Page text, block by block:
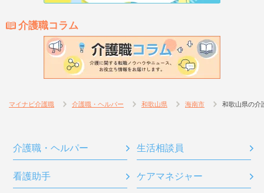
介護職コラム
マイナビ介護職 介護職・ヘルパー 和歌山県 海南市 和歌山県の介
介護職・ヘルパー 生活相談員
看護助手 ケアマネジャー